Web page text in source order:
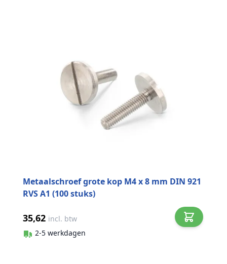
Metaalschroef grote kop M4 x 8 mm DIN 921
RVS A1 (100 stuks)
35,62 incl. btw
2-5 werkdagen